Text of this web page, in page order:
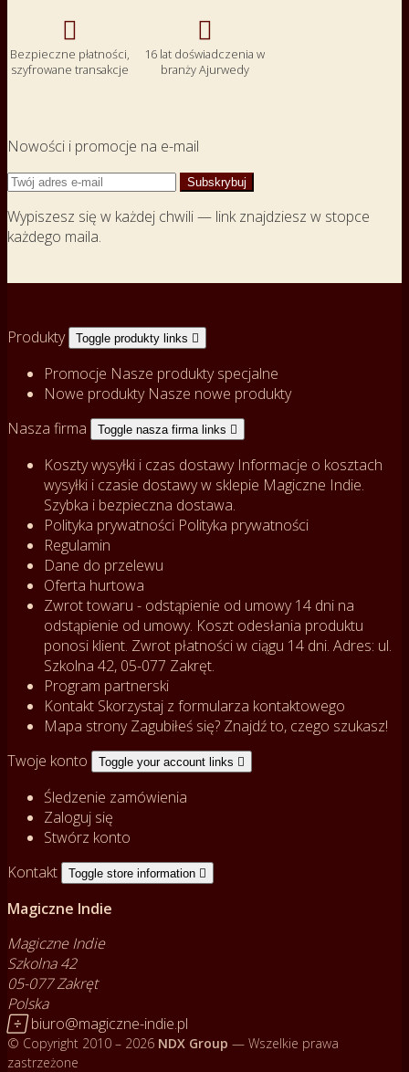

Bezpieczne płatności,
szyfrowane transakcje

16 lat doświadczenia w
branży Ajurwedy
Nowości i promocje na e-mail
Wypiszesz się w każdej chwili — link znajdziesz w stopce
każdego maila.
Produkty Toggle produkty links 
Promocje Nasze produkty specjalne
Nowe produkty Nasze nowe produkty
Nasza firma
Toggle nasza firma links 
Koszty wysyłki i czas dostawy Informacje o kosztach
wysyłki i czasie dostawy w sklepie Magiczne Indie.
Szybka i bezpieczna dostawa.
Polityka prywatności Polityka prywatności
Regulamin
Dane do przelewu
Oferta hurtowa
Zwrot towaru - odstąpienie od umowy14 dni na
odstąpienie od umowy. Koszt odesłania produktu
ponosi klient. Zwrot płatności w ciągu 14 dni. Adres: ul.
Szkolna 42, 05-077 Zakręt.
Program partnerski
Kontakt Skorzystaj z formularza kontaktowego
Mapa stronyZagubiłeś się? Znajdź to, czego szukasz!
Twoje konto
Toggle your account links 
Śledzenie zamówienia
Zaloguj się
Stwórz konto
Kontakt
Toggle store information 
Magiczne Indie
Magiczne Indie
Szkolna 42
05-077 Zakręt
Polska
 biuro@magiczne-indie.pl
© Copyright 2010 – 2026 NDX Group — Wszelkie prawa
zastrzeżone